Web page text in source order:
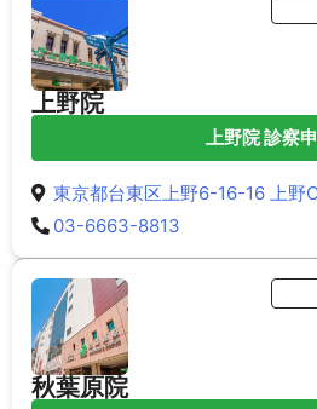
上野院
上野院 診察
東京都台東区上野6-16-16 上野
03-6663-8813
秋葉原院